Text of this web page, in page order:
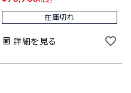
在庫切れ
詳細を見る